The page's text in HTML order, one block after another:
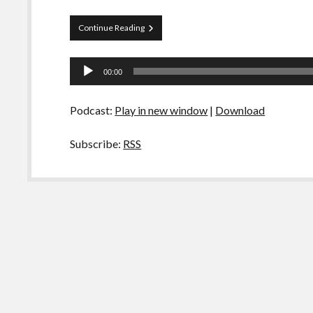
Continue ReadingCurva
de
–
Tocador
00:00
Podcast: Play in new window | Download
Subscribe: RSS